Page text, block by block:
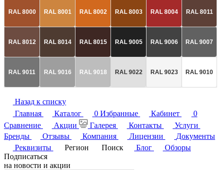
RAL 8000 RAL 8001 RAL 8002 RAL 8003 RAL 8004 RAL 8011
RAL 8012 RAL 8014 RAL 8015 RAL 9005 RAL 9006 RAL 9007
RAL 9011 RAL 9016 RAL 9018 RAL 9022 RAL 9023 RAL 9010
Назад к списку
Главная
Каталог 0 Избранные Кабинет
0
Сравнение
Акции Галерея Контакты
Услуги
Бренды
Отзывы Компания Лицензии
Документы
Реквизиты
Регион Поиск Блог
Обзоры
Подписаться
на новости и акции